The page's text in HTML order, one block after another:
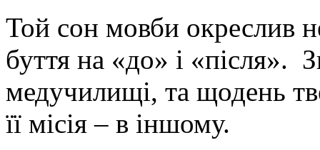
Той сон мовби окреслив
буття на «до» і «після».
медучилищі, та щодень
її місія – в іншому.